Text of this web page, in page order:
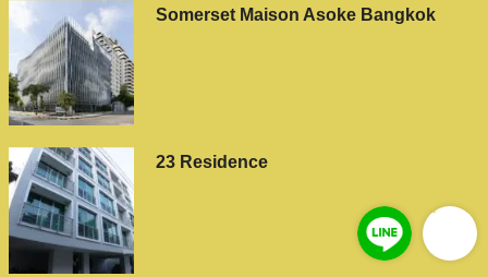
Somerset Maison Asoke Bangkok
23 Residence